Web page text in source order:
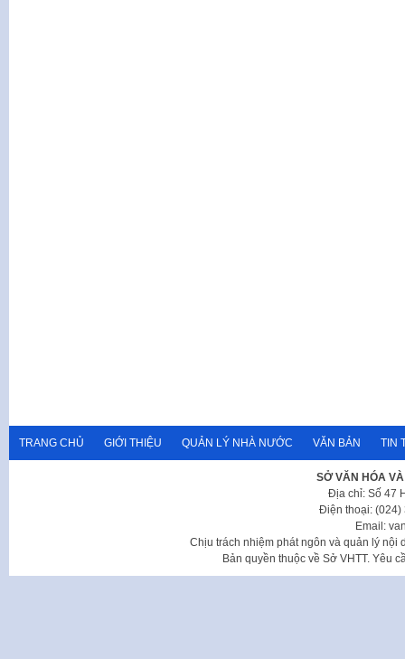
TRANG CHỦ GIỚI THIỆU QUẢN LÝ NHÀ NƯỚC VĂN BẢN TIN
SỞ VĂN HÓA
Địa chỉ: Số 47
Điện thoại: (024)
Email:
Chịu trách nhiệm phát ngôn và quản lý nội
Bản quyền thuộc về Sở VHTT. Yêu